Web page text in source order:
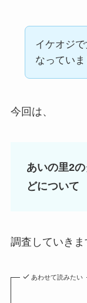
イケオジ
なってい
今回は、
あいの里2
どについて
調査していきま
あわせて読みたい